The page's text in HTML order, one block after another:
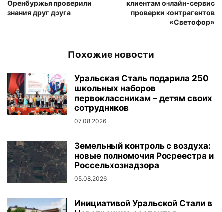
Оренбуржья проверили
знания друг друга
клиентам онлайн-сервис
проверки контрагентов
«Светофор»
Похожие новости
Уральская Сталь подарила 250
школьных наборов
первоклассникам – детям своих
сотрудников
07.08.2026
Земельный контроль с воздуха:
новые полномочия Росреестра и
Россельхознадзора
05.08.2026
Инициативой Уральской Стали в